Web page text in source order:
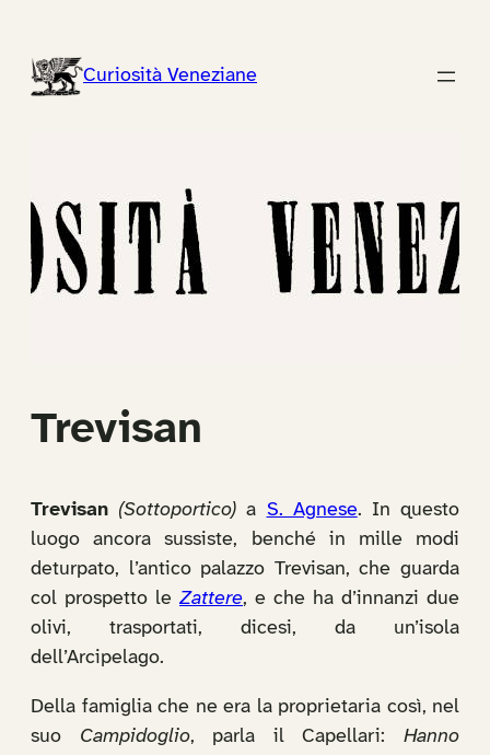
contenutoCuriosità Veneziane
Trevisan
Trevisan (Sottoportico) a S. Agnese. In questo
luogo ancora sussiste, benché in mille modi
deturpato, l’antico palazzo Trevisan, che guarda
col prospetto le Zattere, e che ha d’innanzi due
olivi, trasportati, dicesi, da un’isola
dell’Arcipelago.
Della famiglia che ne era la proprietaria così, nel
suo Campidoglio, parla il Capellari:Hanno